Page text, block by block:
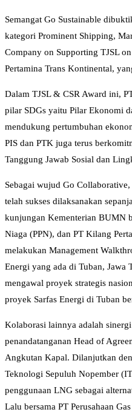
Semangat Go Sustainable
kategori Prominent Shipping,
Company on Supporting TJSL
Pertamina Trans Kontinental,
Dalam TJSL & CSR Award ini,
pilar SDGs yaitu Pilar Ekonomi
mendukung pertumbuhan
PIS dan PTK juga terus
Tanggung Jawab Sosial dan
Sebagai wujud Go
telah sukses dilaksanakan
kunjungan Kementerian BUMN
Niaga (PPN), dan PT Kilang
melakukan Management
Energi yang ada di Tuban,
mengawal proyek strategis
proyek Sarfas Energi di Tuban
Kolaborasi lainnya adalah
penandatanganan Head of
Angkutan Kapal. Dilanjutkan
Teknologi Sepuluh Nopember
penggunaan LNG sebagai
Lalu bersama PT Perusahaan